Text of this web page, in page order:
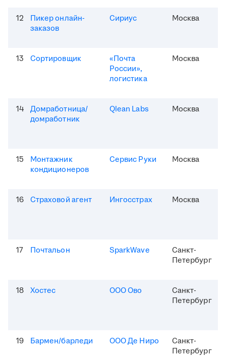
12
Пикер онлайн-
заказов
Сириус Москва
13 Сортировщик
«Почта
России»,
логистика
Москва
14
Домработница/
домработник
Qlean Labs Москва
15
Монтажник
кондиционеров
Сервис Руки Москва
16 Страховой агент Ингосстрах Москва
17 Почтальон SparkWave
Санкт-
Петербург
18 Хостес ООО Ово
Санкт-
Петербург
19 Бармен/барледи ООО Де Ниро
Санкт-
Петербург